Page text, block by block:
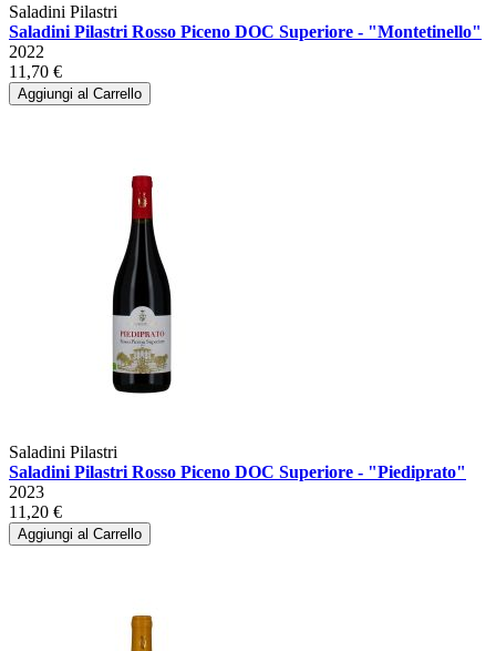
Saladini Pilastri
Saladini Pilastri Rosso Piceno DOC Superiore - "Montetinello"
2022
11,70 €
Aggiungi al Carrello
Saladini Pilastri
Saladini Pilastri Rosso Piceno DOC Superiore - "Piediprato"
2023
11,20 €
Aggiungi al Carrello